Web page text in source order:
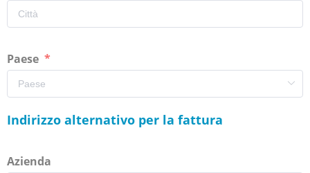
Paese
Indirizzo alternativo per la fattura
Azienda